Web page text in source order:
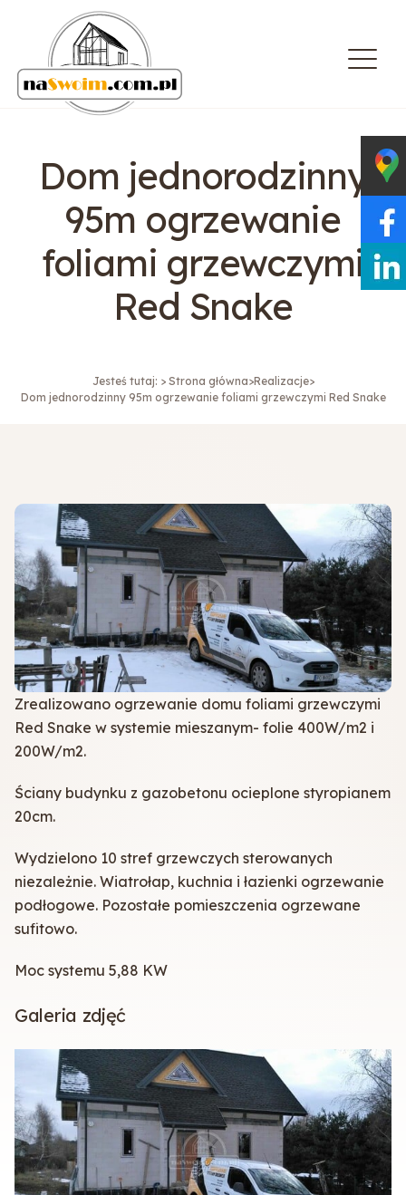
Oferta
Artykuły
Realizacje
Kariera
Kontakt
Sklep
Współpraca
Dom jednorodzinny
95m ogrzewanie
foliami grzewczymi
Red Snake
Jesteś tutaj: > Strona główna Realizacje
Dom jednorodzinny 95m ogrzewanie foliami grzewczymi Red Snake
Zrealizowano ogrzewanie domu foliami grzewczymi
Red Snake w systemie mieszanym- folie 400W/m2 i
200W/m2.
Ściany budynku z gazobetonu ocieplone styropianem
20cm.
Wydzielono 10 stref grzewczych sterowanych
niezależnie. Wiatrołap, kuchnia i łazienki ogrzewanie
podłogowe. Pozostałe pomieszczenia ogrzewane
sufitowo.
Moc systemu 5,88 KW
Galeria zdjęć